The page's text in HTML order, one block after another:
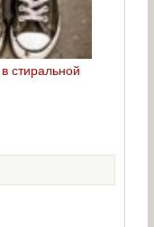
стиральной